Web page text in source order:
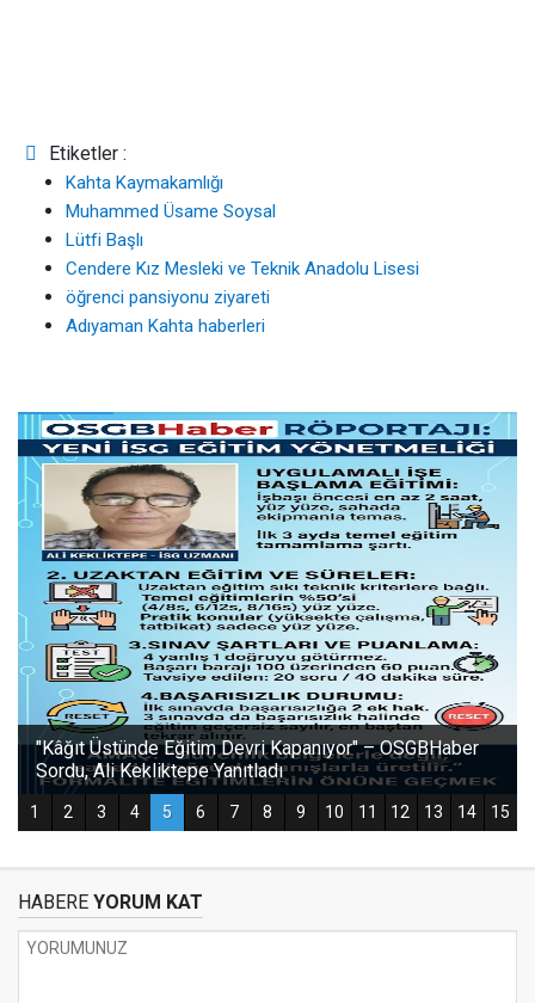
Etiketler :
Kahta Kaymakamlığı
Muhammed Üsame Soysal
Lütfi Başlı
Cendere Kız Mesleki ve Teknik Anadolu Lisesi
öğrenci pansiyonu ziyareti
Adıyaman Kahta haberleri
HABERE YORUM KAT